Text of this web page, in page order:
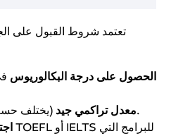
تعتمد شروط القبول على
الحصول على درجة البكالوريوس
معدل تراكمي جيد(يختلف حسب الجامعة والتخصص).